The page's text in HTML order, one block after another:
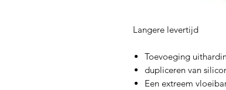
Langere levertijd
Toevoeging
dupliceren van
Een extreem